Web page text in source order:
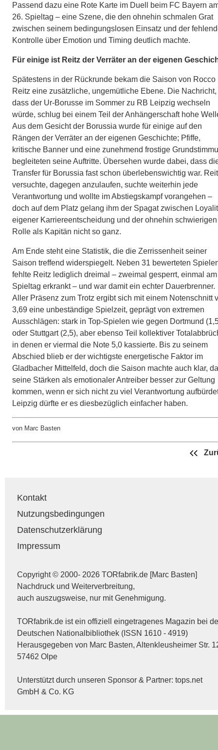
Passend dazu eine Rote Karte im Duell beim FC Bayern
26. Spieltag – eine Szene, die den ohnehin schmalen Grat
zwischen seinem bedingungslosen Einsatz und der
Kontrolle über Emotion und Timing deutlich machte.
Für einige ist Reitz der Verräter an der eigenen
Spätestens in der Rückrunde bekam die Saison von Rocco
Reitz eine zusätzliche, ungemütliche Ebene. Die Nachricht,
dass der Ur-Borusse im Sommer zu RB Leipzig wechseln
würde, schlug bei einem Teil der Anhängerschaft hohe
Aus dem Gesicht der Borussia wurde für einige auf den
Rängen der Verräter an der eigenen Geschichte; Pfiffe,
kritische Banner und eine zunehmend frostige
begleiteten seine Auftritte. Übersehen wurde dabei, dass
Transfer für Borussia fast schon überlebenswichtig war.
versuchte, dagegen anzulaufen, suchte weiterhin jede
Verantwortung und wollte im Abstiegskampf vorangehen –
doch auf dem Platz gelang ihm der Spagat zwischen
eigener Karriereentscheidung und der ohnehin schwierigen
Rolle als Kapitän nicht so ganz.
Am Ende steht eine Statistik, die die Zerrissenheit seiner
Saison treffend widerspiegelt. Neben 31 bewerteten
fehlte Reitz lediglich dreimal – zweimal gesperrt, einmal
Spieltag erkrankt – und war damit ein echter Dauerbrenner.
Aller Präsenz zum Trotz ergibt sich mit einem Notenschnitt
3,69 eine unbeständige Spielzeit, geprägt von extremen
Ausschlägen: stark in Top-Spielen wie gegen Dortmund
oder Stuttgart (2,5), aber ebenso Teil kollektiver
in denen er viermal die Note 5,0 kassierte. Bis zu seinem
Abschied blieb er der wichtigste energetische Faktor im
Gladbacher Mittelfeld, doch die Saison machte auch klar,
seine Stärken als emotionaler Antreiber besser zur Geltung
kommen, wenn er sich nicht zu viel Verantwortung
Leipzig dürfte er es diesbezüglich einfacher haben.
von Marc Basten
Kontakt
Nutzungsbedingungen
Datenschutzerklärung
Impressum
Copyright © 2000- 2026 TORfabrik.de [Marc Basten]
Nachdruck und Weiterverbreitung,
auch auszugsweise, nur mit Genehmigung.
TORfabrik.de ist ein offiziell eingetragenes Magazin bei
Deutschen Nationalbibliothek (ISSN 1610 - 4919)
Herausgegeben von Marc Basten, Altenkleusheimer Str.
57462 Olpe
Unterstützt durch unseren Sponsor & Partner: tops.net
GmbH & Co. KG